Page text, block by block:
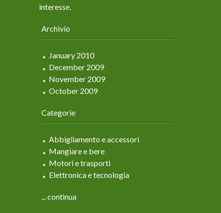
interesse.
Archivio
January 2010
December 2009
November 2009
October 2009
Categorie
Abbigliamento e accessori
Mangiare e bere
Motori e trasporti
Elettronica e tecnologia
... continua